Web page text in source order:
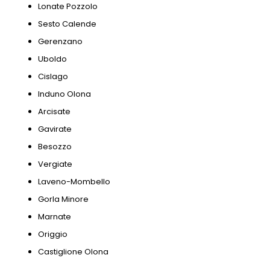
Lonate Pozzolo
Sesto Calende
Gerenzano
Uboldo
Cislago
Induno Olona
Arcisate
Gavirate
Besozzo
Vergiate
Laveno-Mombello
Gorla Minore
Marnate
Origgio
Castiglione Olona